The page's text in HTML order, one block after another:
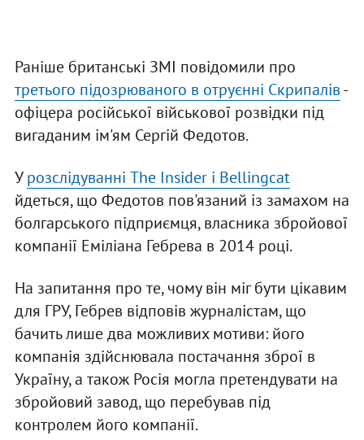
Раніше британські ЗМІ повідомили про
третього підозрюваного в отруєнні Скрипалів-
офіцера російської військової розвідки під
вигаданим ім'ям Сергій Федотов.
Урозслідуванні The Insider і Bellingcat
йдеться, що Федотов пов'язаний із замахом на
болгарського підприємця, власника збройової
компанії Еміліана Гебрева в 2014 році.
На запитання про те, чому він міг бути цікавим
для ГРУ, Гебрев відповів журналістам, що
бачить лише два можливих мотиви: його
компанія здійснювала постачання зброї в
Україну, а також Росія могла претендувати на
збройовий завод, що перебував під
контролем його компанії.